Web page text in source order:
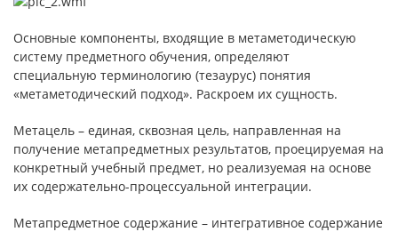
Основные компоненты, входящие в метаметодическую
систему предметного обучения, определяют
специальную терминологию (тезаурус) понятия
«метаметодический подход». Раскроем их сущность.
Метацель – единая, сквозная цель, направленная на
получение метапредметных результатов, проецируемая на
конкретный учебный предмет, но реализуемая на основе
их содержательно-процессуальной интеграции.
Метапредметное содержание – интегративное содержание